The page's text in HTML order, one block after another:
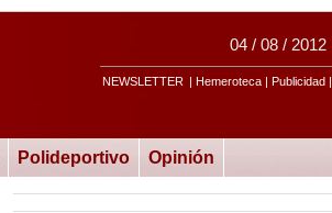
04 / 08 / 2012
NEWSLETTER | Hemeroteca | Publicidad |
Polideportivo Opinión